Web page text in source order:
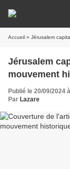
Accueil » Jérusalem
Jérusalem
mouvement
Publié le 20/09/2024
Par Lazare